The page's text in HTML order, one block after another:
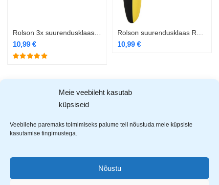
Meie veebileht kasutab
küpsiseid
Veebilehe paremaks toimimiseks palume teil nõustuda meie küpsiste
kasutamise tingimustega.
Nõustu
10,99 € 10,99 €